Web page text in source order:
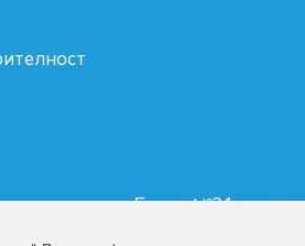
ливади, ж.к.Бокар №21-